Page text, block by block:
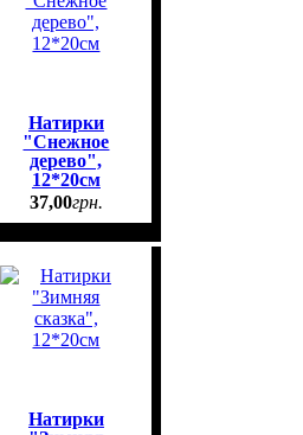
Натирки
"Снежное
дерево",
12*20см
37,00грн.
Натирки